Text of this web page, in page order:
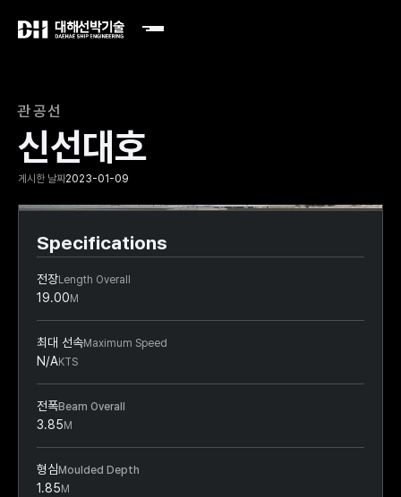
관공선
신선대호
게시한 날짜2023-01-09
Slide 2 of 2.
Specifications
전장Length Overall
19.00 M
최대 선속Maximum Speed
N/AKTS
전폭Beam Overall
3.85 M
형심 Moulded Depth
1.85 M